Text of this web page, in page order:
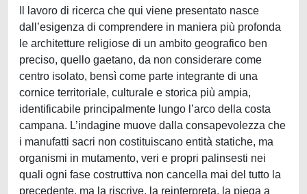
Il lavoro di ricerca che qui viene presentato nasce
dall’esigenza di comprendere in maniera più profonda
le architetture religiose di un ambito geografico ben
preciso, quello gaetano, da non considerare come
centro isolato, bensì come parte integrante di una
cornice territoriale, culturale e storica più ampia,
identificabile principalmente lungo l’arco della costa
campana. L’indagine muove dalla consapevolezza che
i manufatti sacri non costituiscano entità statiche, ma
organismi in mutamento, veri e propri palinsesti nei
quali ogni fase costruttiva non cancella mai del tutto la
precedente, ma la riscrive, la reinterpreta, la piega a